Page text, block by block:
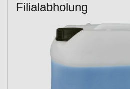
Filialabholung